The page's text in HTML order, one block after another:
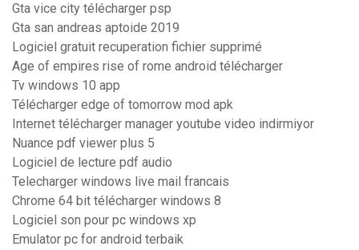
Gta vice city télécharger psp
Gta san andreas aptoide 2019
Logiciel gratuit recuperation fichier supprimé
Age of empires rise of rome android télécharger
Tv windows 10 app
Télécharger edge of tomorrow mod apk
Internet télécharger manager youtube video indirmiyor
Nuance pdf viewer plus 5
Logiciel de lecture pdf audio
Telecharger windows live mail francais
Chrome 64 bit télécharger windows 8
Logiciel son pour pc windows xp
Emulator pc for android terbaik